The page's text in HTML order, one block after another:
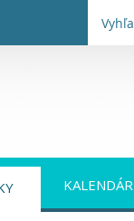
KALENDÁR